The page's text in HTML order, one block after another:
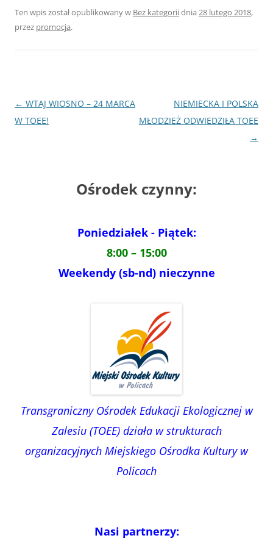
Ten wpis został opublikowany w Bez kategoriidnia 28 lutego 2018,
przez promocja.
Nawigacja
wpisu
← WTAJ WIOSNO – 24 MARCA
W TOEE!
NIEMIECKA I POLSKA
MŁODZIEŻ ODWIEDZIŁA TOEE
→
Ośrodek czynny:
Poniedziałek - Piątek:
8:00 – 15:00
Weekendy (sb-nd) nieczynne
Transgraniczny Ośrodek Edukacji Ekologicznej w
Zalesiu (TOEE) działa w strukturach
organizacyjnych Miejskiego Ośrodka Kultury w
Policach
Nasi partnerzy: